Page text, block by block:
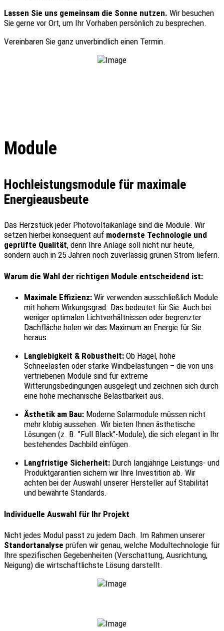
Lassen Sie uns gemeinsam die Sonne nutzen. Wir besuchen
Sie gerne vor Ort, um Ihr Vorhaben persönlich zu besprechen.
Vereinbaren Sie ganz unverbindlich einen Termin.
Module
Hochleistungsmodule für maximale
Energieausbeute
Das Herzstück jeder Photovoltaikanlage sind die Module. Wir
setzen hierbei konsequent auf modernste Technologie und
geprüfte Qualität, denn Ihre Anlage soll nicht nur heute,
sondern auch in 25 Jahren noch zuverlässig grünen Strom liefern.
Warum die Wahl der richtigen Module entscheidend ist:
Maximale Effizienz: Wir verwenden ausschließlich Module
mit hohem Wirkungsgrad. Das bedeutet für Sie: Auch bei
weniger optimalen Lichtverhältnissen oder begrenzter
Dachfläche holen wir das Maximum an Energie für Sie
heraus.
Langlebigkeit & Robustheit: Ob Hagel, hohe
Schneelasten oder starke Windbelastungen – die von uns
vertriebenen Module sind für extreme
Witterungsbedingungen ausgelegt und zeichnen sich durch
eine hohe mechanische Belastbarkeit aus.
Ästhetik am Bau: Moderne Solarmodule müssen nicht
mehr klobig aussehen. Wir bieten Ihnen ästhetische
Lösungen (z. B. "Full Black"-Module), die sich elegant in Ihr
bestehendes Dachbild einfügen.
Langfristige Sicherheit: Durch langjährige Leistungs- und
Produktgarantien sichern wir Ihre Investition ab. Wir
achten bei der Auswahl unserer Hersteller auf Stabilität
und bewährte Standards.
Individuelle Auswahl für Ihr Projekt
Nicht jedes Modul passt zu jedem Dach. Im Rahmen unserer
Standortanalyse prüfen wir genau, welche Modultechnologie für
Ihre spezifischen Gegebenheiten (Verschattung, Ausrichtung,
Neigung) die wirtschaftlichste Lösung darstellt.